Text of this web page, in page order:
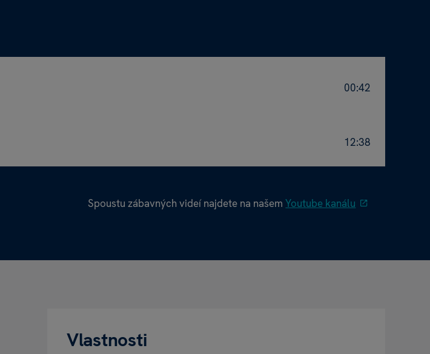
00:42
12:38
Spoustu zábavných videí najdete na našemYoutube kanálu
Vlastnosti